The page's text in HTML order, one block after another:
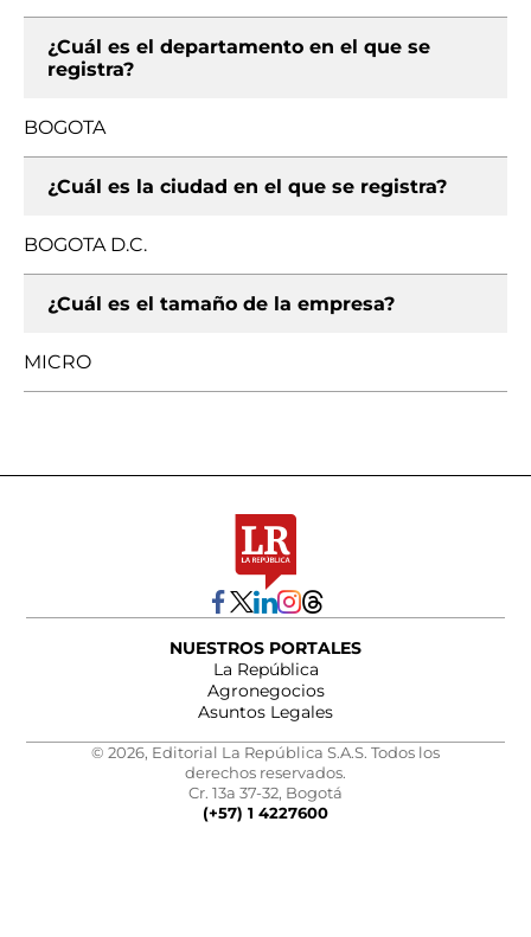
¿Cuál es el departamento en el que se
registra?
BOGOTA
¿Cuál es la ciudad en el que se registra?
BOGOTA D.C.
¿Cuál es el tamaño de la empresa?
MICRO
NUESTROS PORTALES
La República
Agronegocios
Asuntos Legales
© 2026, Editorial La República S.A.S. Todos los
derechos reservados.
Cr. 13a 37-32, Bogotá
(+57) 1 4227600